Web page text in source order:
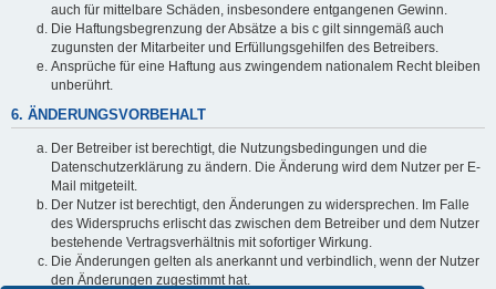
auch für mittelbare Schäden, insbesondere entgangenen Gewinn.
Die Haftungsbegrenzung der Absätze a bis c gilt sinngemäß auch
zugunsten der Mitarbeiter und Erfüllungsgehilfen des Betreibers.
Ansprüche für eine Haftung aus zwingendem nationalem Recht bleiben
unberührt.
6. ÄNDERUNGSVORBEHALT
Der Betreiber ist berechtigt, die Nutzungsbedingungen und die
Datenschutzerklärung zu ändern. Die Änderung wird dem Nutzer per E-
Mail mitgeteilt.
Der Nutzer ist berechtigt, den Änderungen zu widersprechen. Im Falle
des Widerspruchs erlischt das zwischen dem Betreiber und dem Nutzer
bestehende Vertragsverhältnis mit sofortiger Wirkung.
Die Änderungen gelten als anerkannt und verbindlich, wenn der Nutzer
den Änderungen zugestimmt hat.